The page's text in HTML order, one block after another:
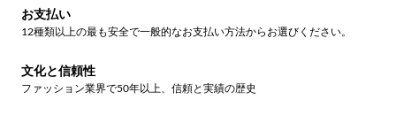
お支払い
12種類以上の最も安全で一般的なお支払い方法からお選びください。
文化と信頼性
ファッション業界で50年以上、信頼と実績の歴史